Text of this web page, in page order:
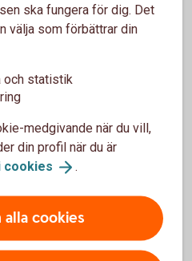
vändning och det är bra att
anhöriga innan.
för
– vad gäller?
– vem ärver
ska fungera för dig. Det
välja som förbättrar din
och statistik
medgivande när du vill,
din profil när du är
cookies .
alla cookies